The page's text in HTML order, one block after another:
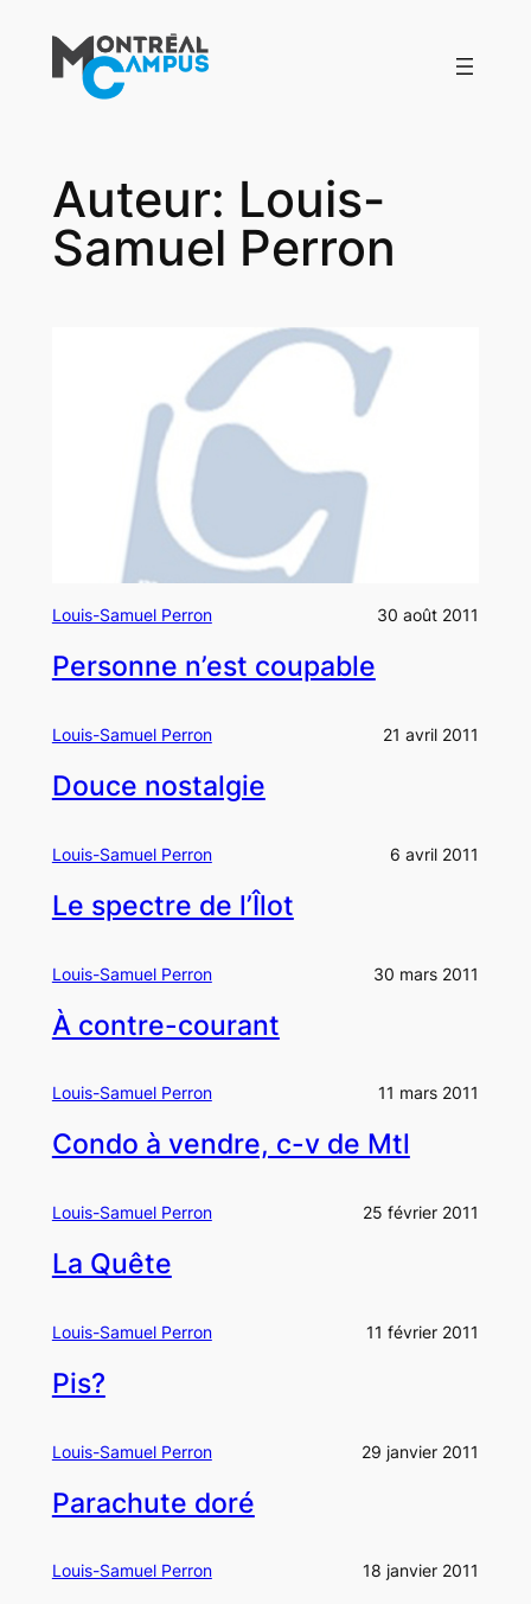
contenu
Auteur: Louis-
Samuel Perron
Louis-Samuel Perron 30 août 2011
Personne n’est coupable
Louis-Samuel Perron 21 avril 2011
Douce nostalgie
Louis-Samuel Perron 6 avril 2011
Le spectre de l’Îlot
Louis-Samuel Perron 30 mars 2011
À contre-courant
Louis-Samuel Perron 11 mars 2011
Condo à vendre, c-v de Mtl
Louis-Samuel Perron 25 février 2011
La Quête
Louis-Samuel Perron 11 février 2011
Pis?
Louis-Samuel Perron 29 janvier 2011
Parachute doré
Louis-Samuel Perron 18 janvier 2011